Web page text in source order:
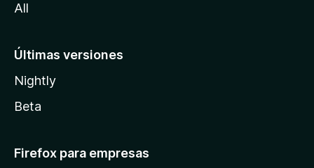
All
Últimas versiones
Nightly
Beta
Firefox para empresas